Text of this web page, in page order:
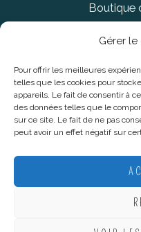
Gérer
Pour offrir les meilleures
telles que les cookies pour
appareils. Le fait de consentir à
des données telles que le
sur ce site. Le fait de ne pas
peut avoir un effet négatif sur
Boutique
Politique